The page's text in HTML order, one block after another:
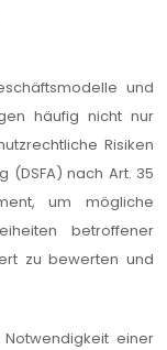
und
häufig nicht nur
Risiken
(DSFA) nach Art. 35
um mögliche
betroffener
zu bewerten und
einer